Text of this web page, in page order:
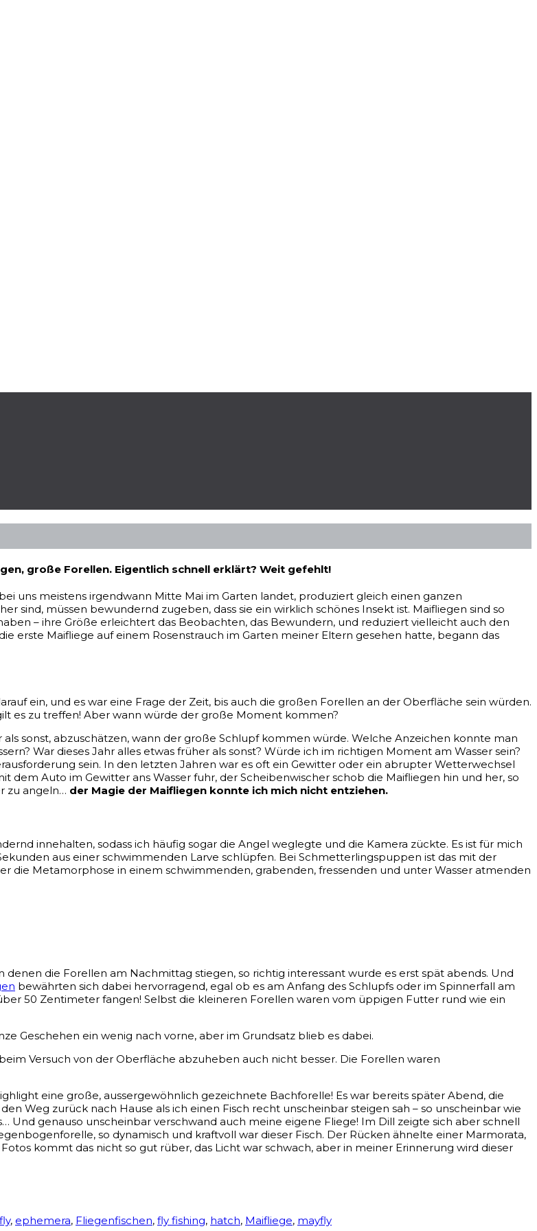
große Forellen. Eigentlich schnell erklärt? Weit gefehlt!
bei uns meistens irgendwann Mitte Mai im Garten landet, produziert gleich einen ganzen
sind, müssen bewundernd zugeben, dass sie ein wirklich schönes Insekt ist. Maifliegen sind so
– ihre Größe erleichtert das Beobachten, das Bewundern, und reduziert vielleicht auch den
erste Maifliege auf einem Rosenstrauch im Garten meiner Eltern gesehen hatte, begann das
ein, und es war eine Frage der Zeit, bis auch die großen Forellen an der Oberfläche sein würden.
es zu treffen! Aber wann würde der große Moment kommen?
sonst, abzuschätzen, wann der große Schlupf kommen würde. Welche Anzeichen konnte man
War dieses Jahr alles etwas früher als sonst? Würde ich im richtigen Moment am Wasser sein?
sein. In den letzten Jahren war es oft ein Gewitter oder ein abrupter Wetterwechsel
dem Auto im Gewitter ans Wasser fuhr, der Scheibenwischer schob die Maifliegen hin und her, so
zu angeln… der Magie der Maifliegen konnte ich mich nicht entziehen.
innehalten, sodass ich häufig sogar die Angel weglegte und die Kamera zückte. Es ist für mich
aus einer schwimmenden Larve schlüpfen. Bei Schmetterlingspuppen ist das mit der
die Metamorphose in einem schwimmenden, grabenden, fressenden und unter Wasser atmenden
die Forellen am Nachmittag stiegen, so richtig interessant wurde es erst spät abends. Und
bewährten sich dabei hervorragend, egal ob es am Anfang des Schlupfs oder im Spinnerfall am
50 Zentimeter fangen! Selbst die kleineren Forellen waren vom üppigen Futter rund wie ein
Geschehen ein wenig nach vorne, aber im Grundsatz blieb es dabei.
Versuch von der Oberfläche abzuheben auch nicht besser. Die Forellen waren
eine große, aussergewöhnlich gezeichnete Bachforelle! Es war bereits später Abend, die
Weg zurück nach Hause als ich einen Fisch recht unscheinbar steigen sah – so unscheinbar wie
Und genauso unscheinbar verschwand auch meine eigene Fliege! Im Dill zeigte sich aber schnell
so dynamisch und kraftvoll war dieser Fisch. Der Rücken ähnelte einer Marmorata,
kommt das nicht so gut rüber, das Licht war schwach, aber in meiner Erinnerung wird dieser
, ephemera, Fliegenfischen, fly fishing, hatch, Maifliege, mayfly